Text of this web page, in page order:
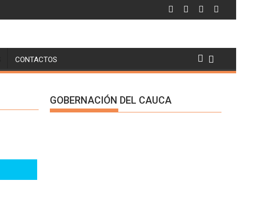
CONTACTOS
GOBERNACIÓN DEL CAUCA